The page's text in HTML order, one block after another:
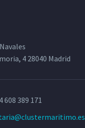
4 28040 Madrid
608 389 171